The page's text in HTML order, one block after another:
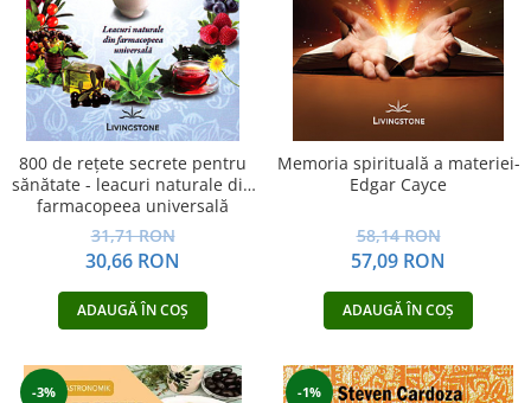
800 de reţete secrete pentru
sănătate - leacuri naturale din
farmacopeea universală
31,71 RON
30,66 RON
ADAUGĂ ÎN COȘ
Memoria spirituală a materiei-
Edgar Cayce
58,14 RON
57,09 RON
ADAUGĂ ÎN COȘ
-3% -1%